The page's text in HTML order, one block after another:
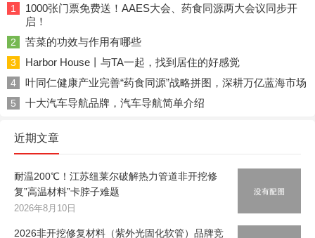
1
1000张门票免费送！AAES大会、药食同源两大会议同步开
启！
2 苦菜的功效与作用有哪些
3 Harbor House丨与TA一起，找到居住的好感觉
4 叶同仁健康产业完善“药食同源”战略拼图，深耕万亿蓝海市场
5 十大汽车导航品牌，汽车导航简单介绍
近期文章
耐温200℃！江苏纽莱尔破解热力管道非开挖修
复”高温材料”卡脖子难题
2026年8月10日
2026非开挖修复材料（紫外光固化软管）品牌竞